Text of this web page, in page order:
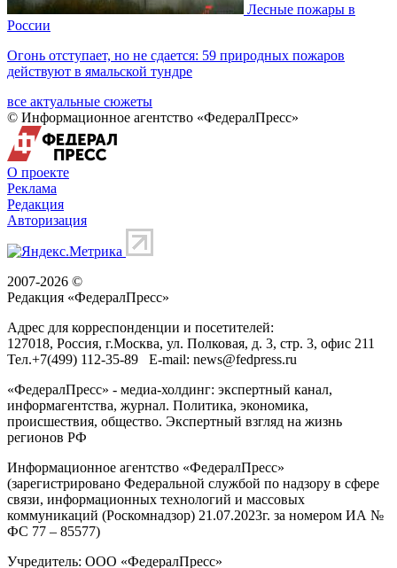
Лесные пожары в
России
Огонь отступает, но не сдается: 59 природных пожаров
действуют в ямальской тундре
все актуальные сюжеты
© Информационное агентство «ФедералПресс»
О проекте
Реклама
Редакция
Авторизация
2007-2026 ©
Редакция «ФедералПресс»
Адрес для корреспонденции и посетителей:
127018, Россия, г.Москва, ул. Полковая, д. 3, стр. 3, офис 211
Тел.+7(499) 112-35-89 E-mail: news@fedpress.ru
«ФедералПресс» - медиа-холдинг: экспертный канал,
информагентства, журнал. Политика, экономика,
происшествия, общество. Экспертный взгляд на жизнь
регионов РФ
Информационное агентство «ФедералПресс»
(зарегистрировано Федеральной службой по надзору в сфере
связи, информационных технологий и массовых
коммуникаций (Роскомнадзор) 21.07.2023г. за номером ИА №
ФС 77 – 85577)
Учредитель: ООО «ФедералПресс»